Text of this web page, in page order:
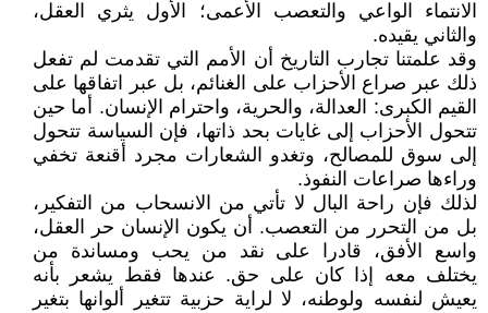
الانتماء الواعي والتعصب الأعمى؛ الأول يثري العقل،
والثاني يقيده.
وقد علمتنا تجارب التاريخ أن الأمم التي تقدمت لم تفعل
ذلك عبر صراع الأحزاب على الغنائم، بل عبر اتفاقها على
القيم الكبرى: العدالة، والحرية، واحترام الإنسان. أما حين
تتحول الأحزاب إلى غايات بحد ذاتها، فإن السياسة تتحول
إلى سوق للمصالح، وتغدو الشعارات مجرد أقنعة تخفي
وراءها صراعات النفوذ.
لذلك فإن راحة البال لا تأتي من الانسحاب من التفكير،
بل من التحرر من التعصب. أن يكون الإنسان حر العقل،
واسع الأفق، قادرا على نقد من يحب ومساندة من
يختلف معه إذا كان على حق. عندها فقط يشعر بأنه
يعيش لنفسه ولوطنه، لا لراية حزبية تتغير ألوانها بتغير